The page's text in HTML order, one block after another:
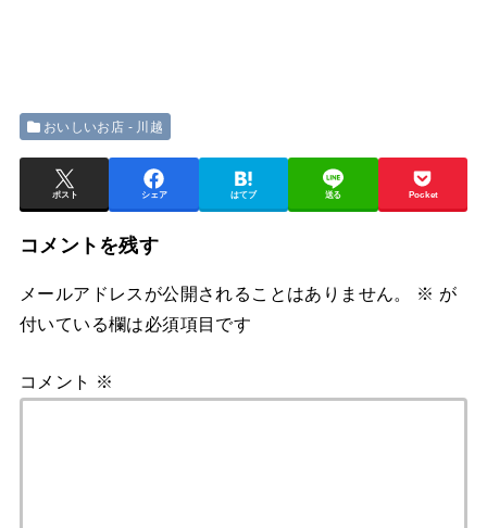
おいしいお店 - 川越
ポスト シェア はてブ 送る Pocket
コメントを残す
メールアドレスが公開されることはありません。 ※ が
付いている欄は必須項目です
コメント ※